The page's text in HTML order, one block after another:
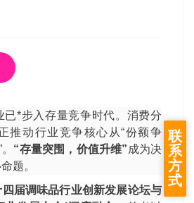
已*步入存量竞争时代。消费分
推动行业竞争核心从“份额争
“存量突围，价值升维” 成为决
题。
四届调味品行业创新发展论坛与
联
系
方
式